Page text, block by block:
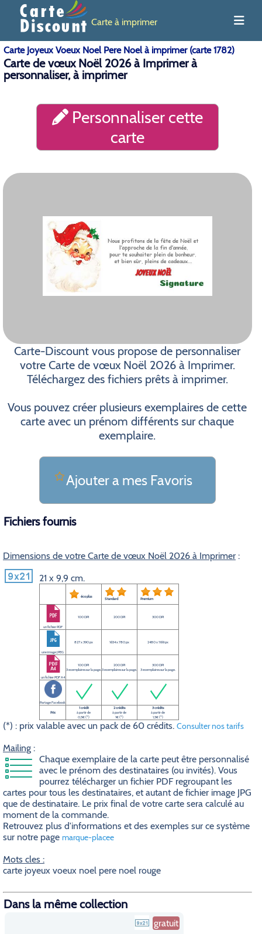
Carte à imprimer
Carte Joyeux Voeux Noel Pere Noel à imprimer (carte 1782)
Carte de vœux Noël 2026 à Imprimer à
personnaliser, à imprimer
Personnaliser cette
carte
Carte-Discount vous propose de personnaliser
votre Carte de vœux Noël 2026 à Imprimer.
Téléchargez des fichiers prêts à imprimer.
Vous pouvez créer plusieurs exemplaires de cette
carte avec un prénom différents sur chaque
exemplaire.
Ajouter a mes Favoris
Fichiers fournis
Dimensions de votre Carte de vœux Noël 2026 à Imprimer :
21 x 9,9 cm.
éco plus Standard Premium
un fichier PDF
100 DPI 200 DPI 300 DPI
une image JPEG
827 x 390 px 1654 x 780 px 2480 x 1169 px
un fichier PDF A4
100 DPI
3 exemplaires sur la page.
200 DPI
3 exemplaires sur la page.
300 DPI
3 exemplaires sur la page.
Partage Facebook
Prix
1 crédit
à partir de
0,5€ (*)
2 crédits
à partir de
1€ (*)
3 crédits
à partir de
1,5€ (*)
(*) : prix valable avec un pack de 60 crédits. Consulter nos tarifs
Mailing :
Chaque exemplaire de la carte peut être personnalisé
avec le prénom des destinataires (ou invités). Vous
pourrez télécharger un fichier PDF regroupant les
cartes pour tous les destinataires, et autant de fichier image JPG
que de destinataire. Le prix final de votre carte sera calculé au
moment de la commande.
Retrouvez plus d'informations et des exemples sur ce système
sur notre page marque-placee
Mots cles :
carte joyeux voeux noel pere noel rouge
Dans la même collection
gratuit